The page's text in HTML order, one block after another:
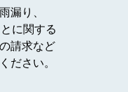
漏り、
に関する
請求など
ださい。